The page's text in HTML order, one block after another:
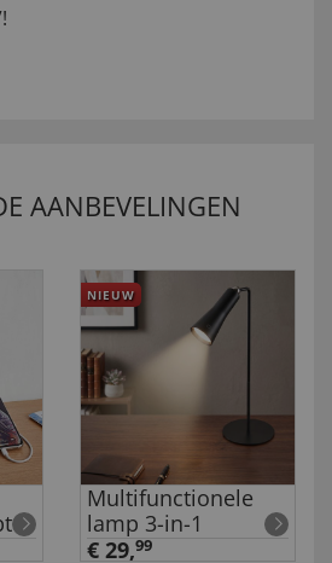
AANBEVELINGEN
NIEUW
Multifunctionele
lamp 3-in-1
€ 29,99